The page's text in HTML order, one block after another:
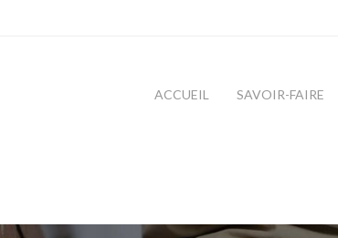
ACCUEIL SAVOIR-FAIRE